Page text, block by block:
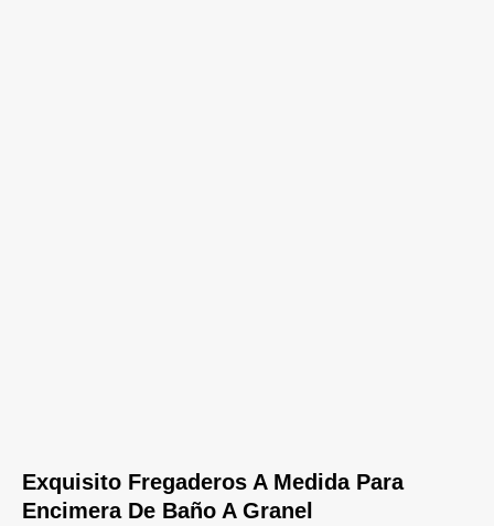
Exquisito Fregaderos A Medida Para
Encimera De Baño A Granel